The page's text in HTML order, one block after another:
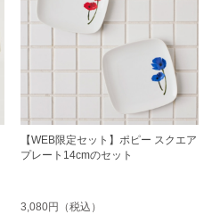
【WEB限定セット】ポピー スクエア
プレート14cmのセット
3,080円（税込）